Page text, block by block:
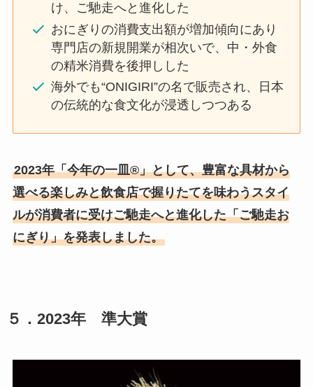
け、ご馳走へと進化した
おにぎりの消費支出額が増加傾向にあり
専門店の新規開業が相次いで、中・外食
の精米消費を後押しした
海外でも“ONIGIRI”の名で販売され、日本
の伝統的な食文化が浸透しつつある
2023年「今年の一皿®」として、豊富な具材から
選べる楽しみと飲食店で握りたてを味わうスタイ
ルが消費者に受けご馳走へと進化した「ご馳走お
にぎり」を発表しました。
５ ．2023年 準大賞